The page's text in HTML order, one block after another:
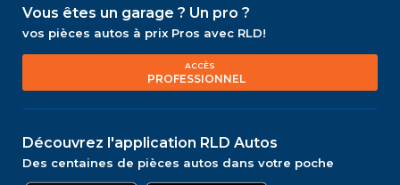
Vous êtes un garage ? Un pro ?
vos pièces autos à prix Pros avec RLD!
ACCÈS
PROFESSIONNEL
Découvrez l'application RLD Autos
Des centaines de pièces autos dans votre poche